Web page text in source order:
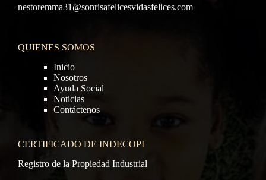
nestoremma31@sonrisafelicesvidasfelices.com
QUIENES SOMOS
Inicio
Nosotros
Ayuda Social
Noticias
Contáctenos
CERTIFICADO DE INDECOPI
Registro de la Propiedad Industrial